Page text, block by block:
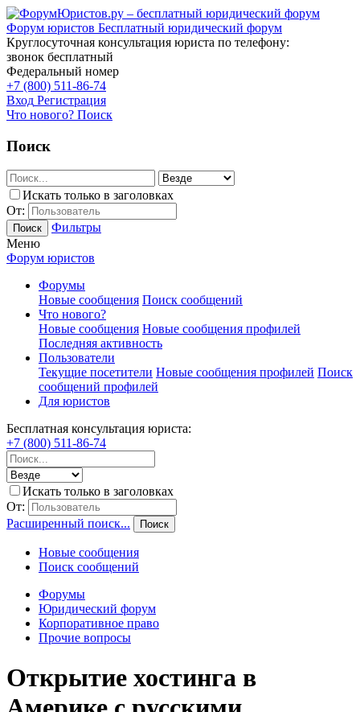
Форум юристов Бесплатный юридический форум
Круглосуточная консультация юриста по телефону:
звонок бесплатный
Федеральный номер
+7 (800) 511-86-74
Вход Регистрация
Что нового? Поиск
Поиск
Искать только в заголовках
От:
Поиск
Фильтры
Меню
Форум юристов
Форумы
Новые сообщения Поиск сообщений
Что нового?
Новые сообщения Новые сообщения профилей
Последняя активность
Пользователи
Текущие посетители Новые сообщения профилей Поиск
сообщений профилей
Для юристов
Бесплатная консультация юриста:
+7 (800) 511-86-74
Искать только в заголовках
От:
Расширенный поиск...
Поиск
Новые сообщения
Поиск сообщений
Форумы
Юридический форум
Корпоративное право
Прочие вопросы
Открытие хостинга в